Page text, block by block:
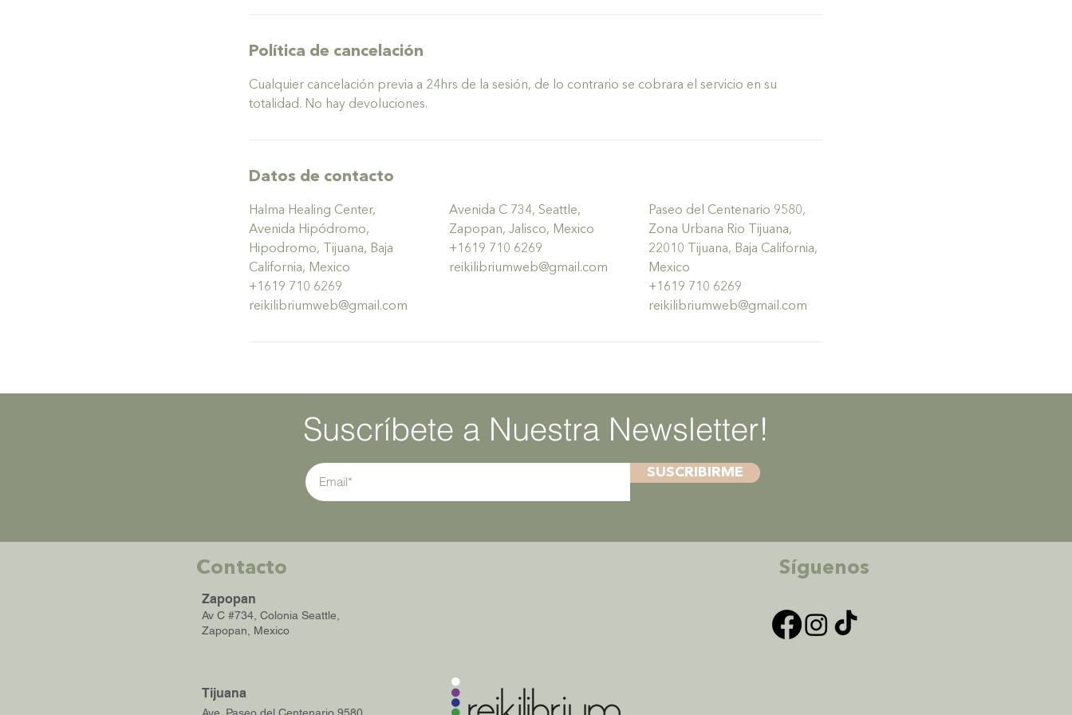
Política de cancelación
Cualquier cancelación previa a 24hrs de la sesión, de lo contrario se cobrara el servicio en su
totalidad. No hay devoluciones.
Datos de contacto
Halma Healing Center,
Avenida Hipódromo,
Hipodromo, Tijuana, Baja
California, Mexico
+1619 710 6269
reikilibriumweb@gmail.com
Avenida C 734, Seattle,
Zapopan, Jalisco, Mexico
+1619 710 6269
reikilibriumweb@gmail.com
Paseo del Centenario 9580,
Zona Urbana Rio Tijuana,
22010 Tijuana, Baja California,
Mexico
+1619 710 6269
reikilibriumweb@gmail.com
SUSCRIBIRME
Suscríbete a Nuestra Newsletter!
Contacto
Zapopan
Av C #734, Colonia Seattle,
Zapopan, Mexico
Síguenos
Tijuana
Ave. Paseo del Centenario 9580,